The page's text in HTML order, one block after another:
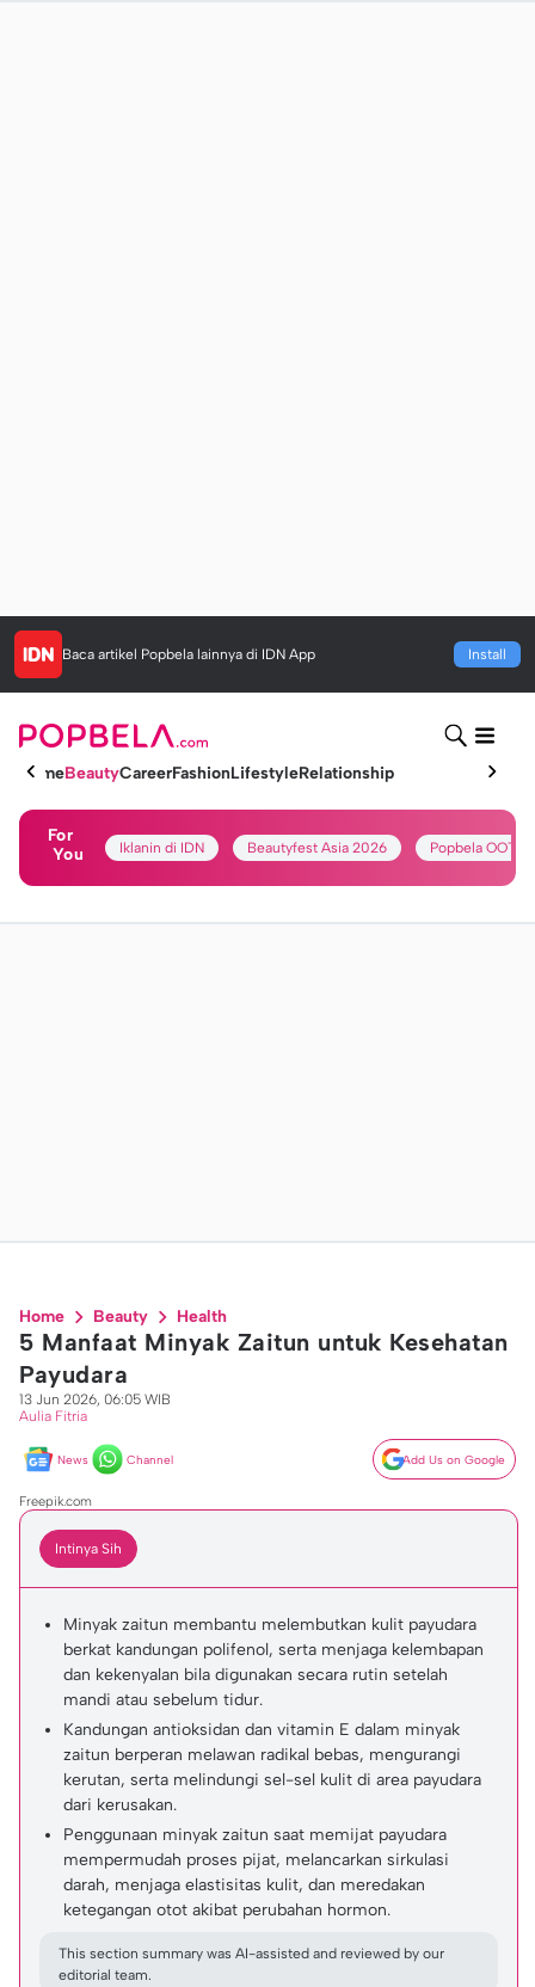
Baca artikel Popbela lainnya di IDN App Install
HomeBeautyCareerFashionLifestyleRelationship
For
You
Iklanin di IDN Beautyfest Asia 2026 Popbela OOTD
Home Beauty Health
5 Manfaat Minyak Zaitun untuk Kesehatan
Payudara
13 Jun 2026, 06:05 WIB
Aulia Fitria
News Channel Add Us on Google
Freepik.com
Intinya Sih
Minyak zaitun membantu melembutkan kulit payudara
berkat kandungan polifenol, serta menjaga kelembapan
dan kekenyalan bila digunakan secara rutin setelah
mandi atau sebelum tidur.
Kandungan antioksidan dan vitamin E dalam minyak
zaitun berperan melawan radikal bebas, mengurangi
kerutan, serta melindungi sel-sel kulit di area payudara
dari kerusakan.
Penggunaan minyak zaitun saat memijat payudara
mempermudah proses pijat, melancarkan sirkulasi
darah, menjaga elastisitas kulit, dan meredakan
ketegangan otot akibat perubahan hormon.
This section summary was AI-assisted and reviewed by our
editorial team.